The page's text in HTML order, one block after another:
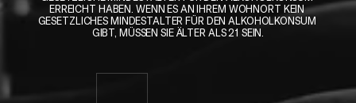
ERREICHT HABEN. WENN ES AN IHREM WOHNORT KEIN
GESETZLICHES MINDESTALTER FÜR DEN ALKOHOLKONSUM
GIBT, MÜSSEN SIE ÄLTER ALS 21 SEIN.